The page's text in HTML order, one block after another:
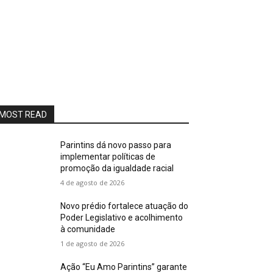
READ
Parintins dá novo passo para
implementar políticas de
promoção da igualdade racial
4 de agosto de 2026
Novo prédio fortalece atuação do
Poder Legislativo e acolhimento
à comunidade
1 de agosto de 2026
Ação “Eu Amo Parintins” garante